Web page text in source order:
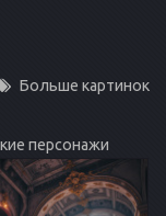
Больше картинок
персонажи